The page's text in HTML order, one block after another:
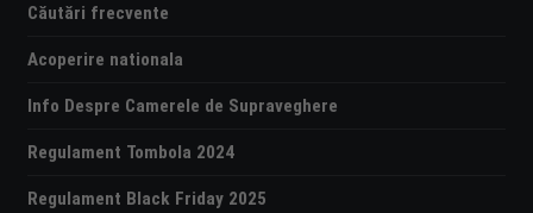
Căutări frecvente
Acoperire nationala
Info Despre Camerele de Supraveghere
Regulament Tombola 2024
Regulament Black Friday 2025